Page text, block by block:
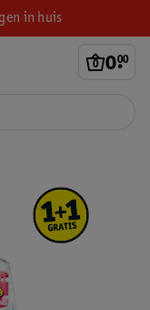
in huis
0.
00